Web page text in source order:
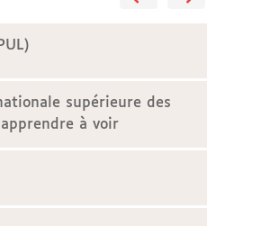
supérieure des
à voir